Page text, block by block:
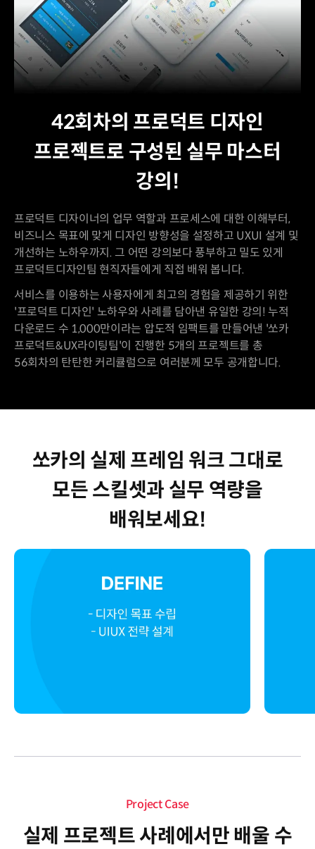
42회차의 프로덕트 디자인
프로젝트로 구성된 실무 마스터
강의!
프로덕트 디자이너의 업무 역할과 프로세스에 대한 이해부터,
비즈니스 목표에 맞게 디자인 방향성을 설정하고 UXUI 설계 및
개선하는 노하우까지. 그 어떤 강의보다 풍부하고 밀도 있게
프로덕트디자인팀 현직자들에게 직접 배워 봅니다.
서비스를 이용하는 사용자에게 최고의 경험을 제공하기 위한
'프로덕트 디자인' 노하우와 사례를 담아낸 유일한 강의! 누적
다운로드 수 1,000만이라는 압도적 임팩트를 만들어낸 '쏘카
프로덕트&UX라이팅팀'이 진행한 5개의 프로젝트를 총
56회차의 탄탄한 커리큘럼으로 여러분께 모두 공개합니다.
쏘카의 실제 프레임 워크 그대로
모든 스킬셋과 실무 역량을
배워보세요!
Project Case
실제 프로젝트 사례에서만 배울 수